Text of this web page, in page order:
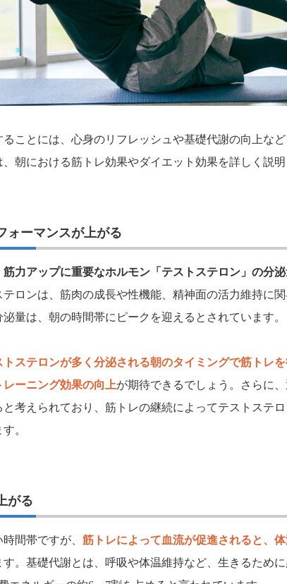
ことには、心身のリフレッシュや基礎代謝の向上な
朝における筋トレ効果やダイエット効果を詳しく説明
ォーマンスが上がる
力アップに重要なホルモン「テストステロン」の分
テロンは、筋肉の成長や性機能、精神面の活力維持に
泌量は、朝の時間帯にピークを迎えるとされています。
トステロンが多く分泌される朝のタイミングで筋トレ
ーニング効果の向上が期待できるでしょう。さらに
考えられており、筋トレの継続によってテストステ
。
がる
時間帯ですが、筋トレによって血流が促進されると、
。基礎代謝とは、呼吸や体温維持など、生きるため